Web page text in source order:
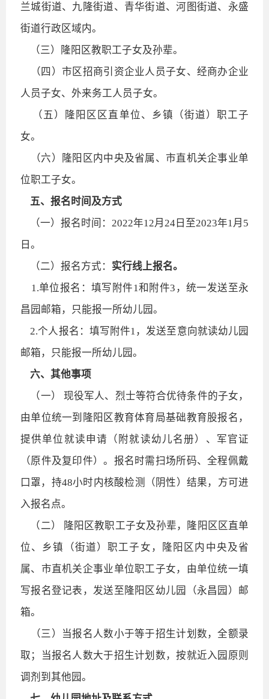
兰城街道、九隆街道、青华街道、河图街道、永盛
街道行政区域内。
（三）隆阳区教职工子女及孙辈。
（四）市区招商引资企业人员子女、经商办企业
人员子女、外来务工人员子女。
（五）隆阳区区直单位、乡镇（街道）职工子
女。
（六）隆阳区内中央及省属、市直机关企事业单
位职工子女。
五、报名时间及方式
（一）报名时间：2022年12月24日至2023年1月5
日。
（二）报名方式： 实行线上报名。
1.单位报名：填写附件1和附件3，统一发送至永
昌园邮箱，只能报一所幼儿园。
2.个人报名：填写附件1，发送至意向就读幼儿园
邮箱，只能报一所幼儿园。
六、其他事项
（一） 现役军人、烈士等符合优待条件的子女，
由单位统一到隆阳区教育体育局基础教育股报名，
提供单位就读申请（附就读幼儿名册）、军官证
（原件及复印件）。报名时需扫场所码、全程佩戴
口罩，持48小时内核酸检测（阴性）结果，方可进
入报名点。
（二） 隆阳区教职工子女及孙辈，隆阳区区直单
位、乡镇（街道）职工子女，隆阳区内中央及省
属、市直机关企事业单位职工子女，由单位统一填
写报名登记表，发送至隆阳区幼儿园（永昌园）邮
箱。
（三）当报名人数小于等于招生计划数，全额录
取；当报名人数大于招生计划数，按就近入园原则
调剂到其他园。